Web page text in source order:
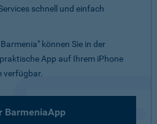
schnell und einfach
können Sie in der
App auf Ihrem iPhone
verfügbar.
BarmeniaApp